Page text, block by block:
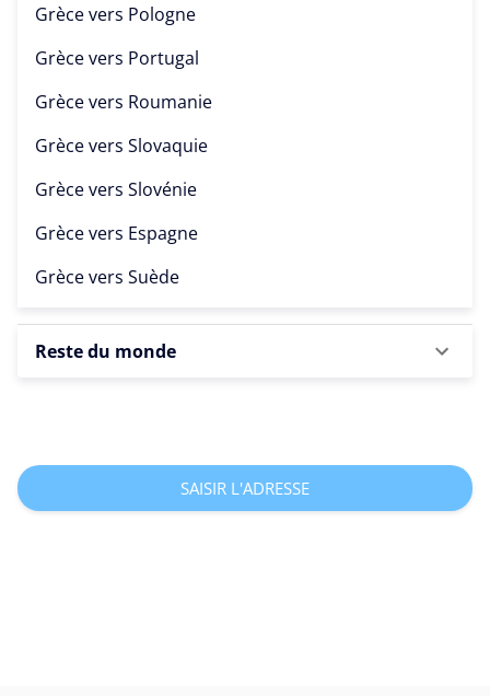
Grèce vers Pologne
Grèce vers Portugal
Grèce vers Roumanie
Grèce vers Slovaquie
Grèce vers Slovénie
Grèce vers Espagne
Grèce vers Suède
Reste du monde
SAISIR L'ADRESSE